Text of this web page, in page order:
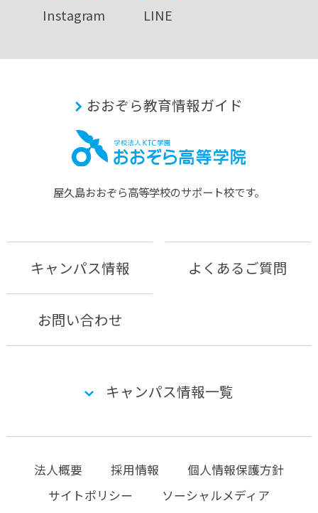
Instagram LINE
おおぞら教育情報ガイド
屋久島おおぞら⾼等学校のサポート校です。
キャンパス情報 よくあるご質問
お問い合わせ
キャンパス情報一覧
法人概要 採用情報
個人情報保護方針
サイトポリシー
ソーシャルメディア